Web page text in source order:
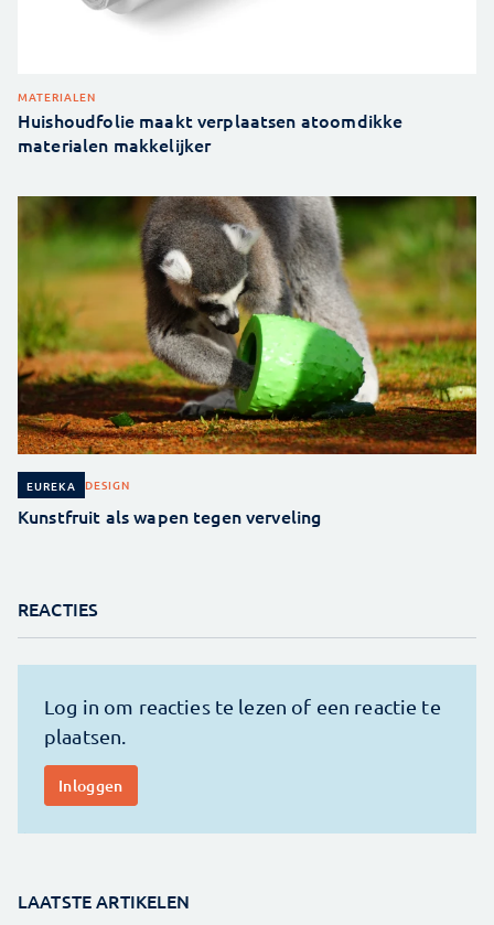
MATERIALEN
Huishoudfolie maakt verplaatsen atoomdikke
materialen makkelijker
EUREKA DESIGN
Kunstfruit als wapen tegen verveling
REACTIES
LAATSTE ARTIKELEN